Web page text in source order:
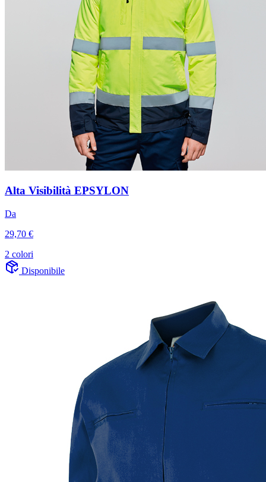
Alta Visibilità EPSYLON
Da
29,70 €
2 colori
Disponibile